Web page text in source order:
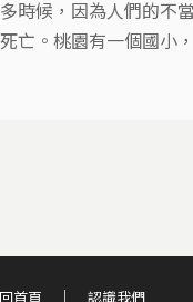
時候，因為人們的不
亡。桃園有一個國小
史無前例的計畫…
回首頁 認識我們